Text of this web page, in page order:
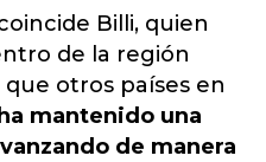
Billi, quien
de la región
otros países en
mantenido una
de manera